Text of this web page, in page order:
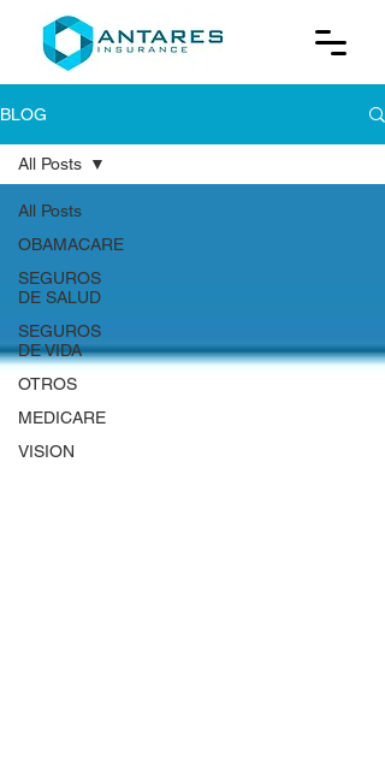
BLOG
All Posts
OBAMACARE
SEGUROS
DE SALUD
SEGUROS
DE VIDA
OTROS
MEDICARE
VISION
All Posts